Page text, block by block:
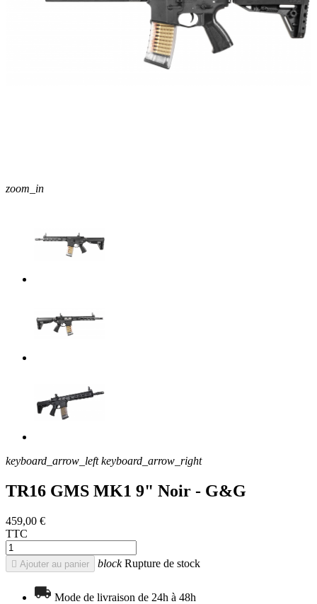
zoom_in
keyboard_arrow_left keyboard_arrow_right
TR16 GMS MK1 9" Noir - G&G
459,00 €
TTC
 Ajouter au panier blockRupture de stock
Mode de livraison de 24h à 48h